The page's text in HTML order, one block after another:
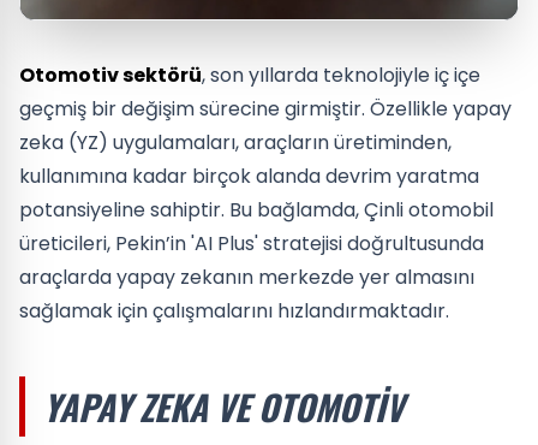
Otomotiv sektörü, son yıllarda teknolojiyle iç içe
geçmiş bir değişim sürecine girmiştir. Özellikle yapay
zeka (YZ) uygulamaları, araçların üretiminden,
kullanımına kadar birçok alanda devrim yaratma
potansiyeline sahiptir. Bu bağlamda, Çinli otomobil
üreticileri, Pekin’in 'AI Plus' stratejisi doğrultusunda
araçlarda yapay zekanın merkezde yer almasını
sağlamak için çalışmalarını hızlandırmaktadır.
YAPAY ZEKA VE OTOMOTIV